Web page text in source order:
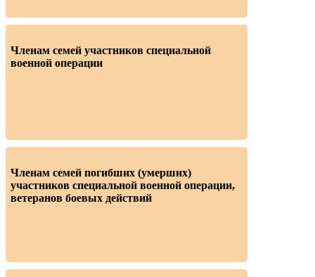
Членам семей участников специальной
военной операции
Членам семей погибших (умерших)
участников специальной военной операции,
ветеранов боевых действий